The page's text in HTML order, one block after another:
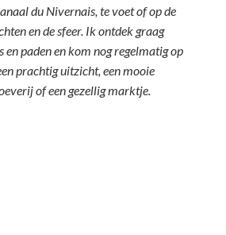
du Nivernais, te voet of op de
en de sfeer. Ik ontdek graag
paden en kom nog regelmatig op
prachtig uitzicht, een mooie
of een gezellig marktje.